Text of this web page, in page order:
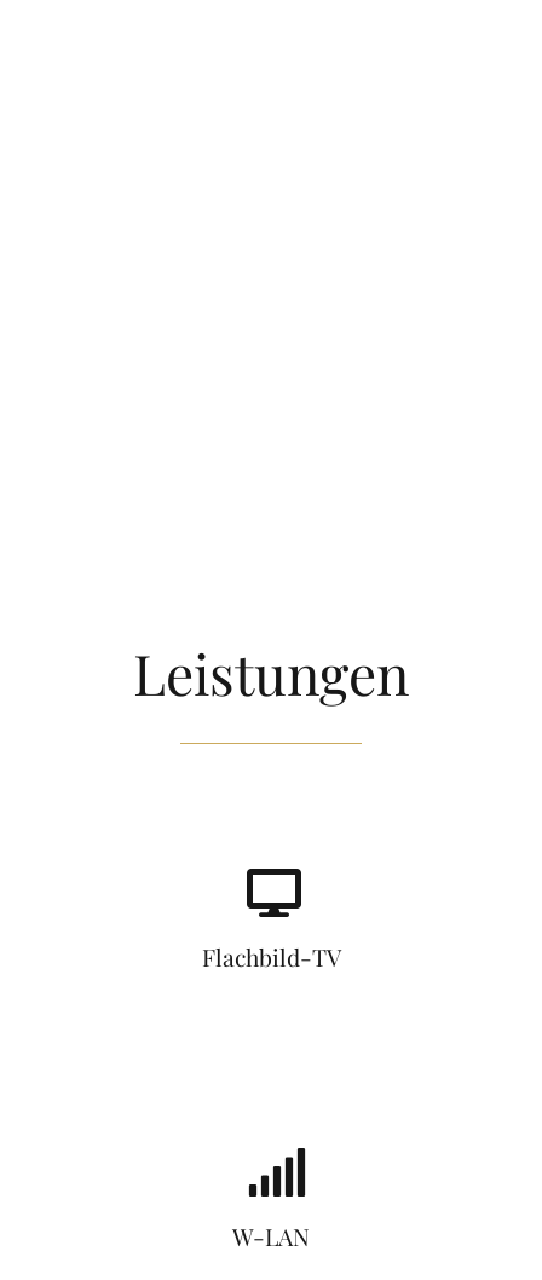
Leistungen
Flachbild-TV
W-LAN